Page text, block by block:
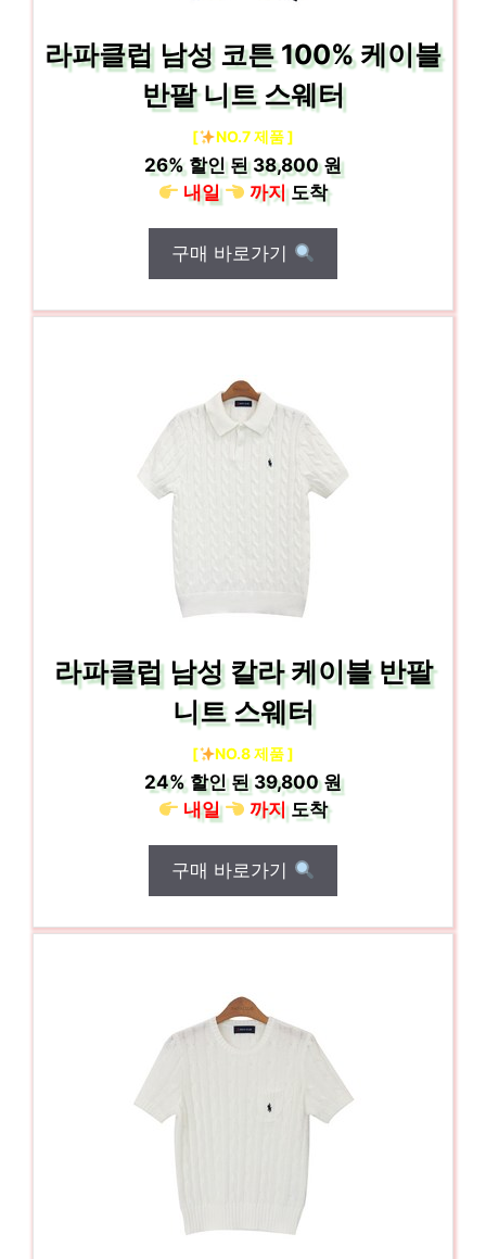
라파클럽 남성 코튼 100% 케이블
반팔 니트 스웨터
[ NO.7 제품 ]
26%할인 된38,800 원
내일
까지도착
구매 바로가기
라파클럽 남성 칼라 케이블 반팔
니트 스웨터
[ NO.8 제품 ]
24%할인 된39,800 원
내일
까지도착
구매 바로가기